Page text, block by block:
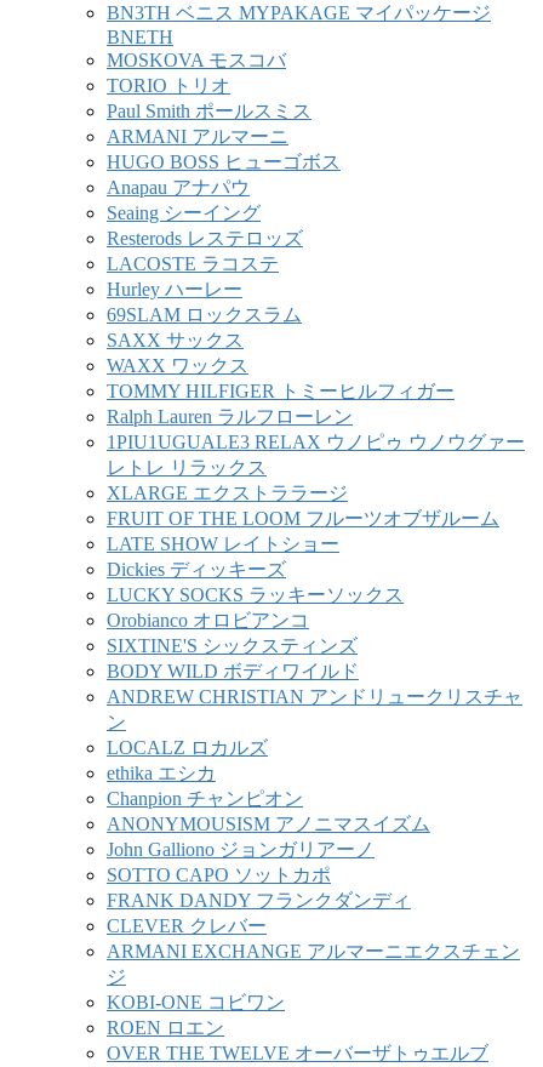
BN3TH ベニス MYPAKAGE マイパッケージ
BNETH
MOSKOVA モスコバ
TORIO トリオ
Paul Smith ポールスミス
ARMANI アルマーニ
HUGO BOSS ヒューゴボス
Anapau アナパウ
Seaing シーイング
Resterods レステロッズ
LACOSTE ラコステ
Hurley ハーレー
69SLAM ロックスラム
SAXX サックス
WAXX ワックス
TOMMY HILFIGER トミーヒルフィガー
Ralph Lauren ラルフローレン
1PIU1UGUALE3 RELAX ウノピゥ ウノウグァー
レトレ リラックス
XLARGE エクストララージ
FRUIT OF THE LOOM フルーツオブザルーム
LATE SHOW レイトショー
Dickies ディッキーズ
LUCKY SOCKS ラッキーソックス
Orobianco オロビアンコ
SIXTINE'S シックスティンズ
BODY WILD ボディワイルド
ANDREW CHRISTIAN アンドリュークリスチャ
ン
LOCALZ ロカルズ
ethika エシカ
Chanpion チャンピオン
ANONYMOUSISM アノニマスイズム
John Galliono ジョンガリアーノ
SOTTO CAPO ソットカポ
FRANK DANDY フランクダンディ
CLEVER クレバー
ARMANI EXCHANGE アルマーニエクスチェン
ジ
KOBI-ONE コビワン
ROEN ロエン
OVER THE TWELVE オーバーザトゥエルブ